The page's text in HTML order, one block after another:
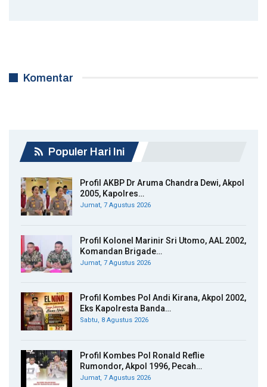
Komentar
Populer Hari Ini
Profil AKBP Dr Aruma Chandra Dewi, Akpol
2005, Kapolres…
Jumat, 7 Agustus 2026
Profil Kolonel Marinir Sri Utomo, AAL 2002,
Komandan Brigade…
Jumat, 7 Agustus 2026
Profil Kombes Pol Andi Kirana, Akpol 2002,
Eks Kapolresta Banda…
Sabtu, 8 Agustus 2026
Profil Kombes Pol Ronald Reflie
Rumondor, Akpol 1996, Pecah…
Jumat, 7 Agustus 2026